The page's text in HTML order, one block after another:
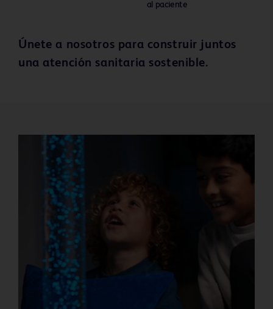
al paciente
Únete a nosotros para construir juntos
una atención sanitaria sostenible.